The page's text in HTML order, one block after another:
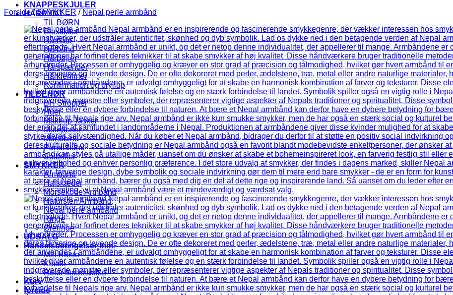
KNAPPESKJULER
HÅRPYNT
TIL BØRN
Elastikker
Hårnåle
Hårbånd
Hårbøjler
Hårspænder
Hårklemmer
Konfirmation og bryllup
TILBEHØR
BH Stropper
Huer
Makeup Tasker
Muleposer
Mundbind
Pandebånd
Solbriller
SMYKKER
Armbånd
Halskæder
Morsekode Armbånd
Natursten Armbånd
Nepal perle armbånd
Ringe
Øreringe
UDSALG
Handelsbetingelser mm.
Min Konto
Kasse
Retur forsendelse
Kurv
forside
Forside / SMYKKER / Nepal perle armbånd